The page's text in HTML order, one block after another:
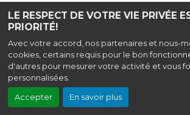
LE RESPECT DE VOTRE VIE PRIVÉE
PRIORITÉ!
Avec votre accord, nos partenaires et nous-
cookies, certains requis pour le bon
d'autres pour mesurer votre activité et vous
personnalisées.
Accepter En savoir plus